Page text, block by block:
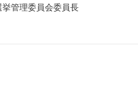
管理委員会委員長